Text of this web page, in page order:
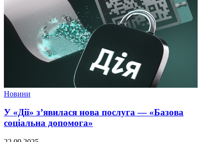
Новини
У «Дії» з’явилася нова послуга — «Базова
соціальна допомога»